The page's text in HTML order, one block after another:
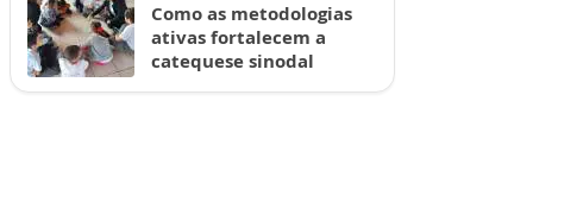
Como as metodologias
ativas fortalecem a
catequese sinodal